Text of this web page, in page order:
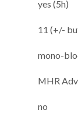
yes (5h)
11 (+/-
mono-
MHR
no